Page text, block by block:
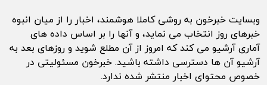
وبسایت خبرخون به روشی کاملا هوشمند، اخبار را از میان انبوه
خبرهای روز انتخاب می نماید، و آنها را بر اساس داده های
آماری آرشیو می کند که امروز از آن مطلع شوید و روزهای بعد به
آرشیو آن ها دسترسی داشته باشید. خبرخون مسئولیتی در
خصوص محتوای اخبار منتشر شده ندارد.